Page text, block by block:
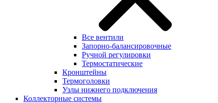
Все вентили
Запорно-балансировочные
Ручной регулировки
Термостатические
Кронштейны
Термоголовки
Узлы нижнего подключения
Коллекторные системы